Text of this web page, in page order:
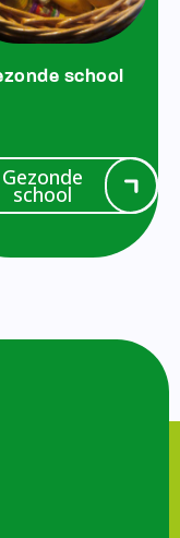
school
Gezonde
school